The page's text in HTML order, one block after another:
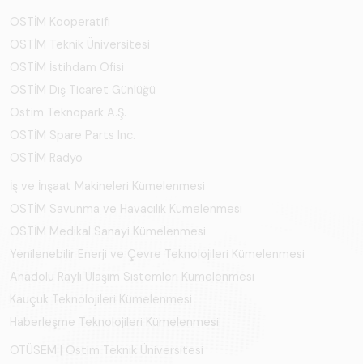
OSTİM Kooperatifi
OSTİM Teknik Üniversitesi
OSTİM İstihdam Ofisi
OSTİM Dış Ticaret Günlüğü
Ostim Teknopark A.Ş.
OSTİM Spare Parts Inc.
OSTİM Radyo
İş ve İnşaat Makineleri Kümelenmesi
OSTİM Savunma ve Havacılık Kümelenmesi
OSTİM Medikal Sanayi Kümelenmesi
Yenilenebilir Enerji ve Çevre Teknolojileri Kümelenmesi
Anadolu Raylı Ulaşım Sistemleri Kümelenmesi
Kauçuk Teknolojileri Kümelenmesi
Haberleşme Teknolojileri Kümelenmesi
OTÜSEM | Ostim Teknik Üniversitesi